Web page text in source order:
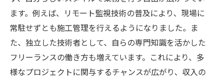
ます。例えば、リモート監視技術の普及により、現場に
常駐せずとも施工管理を行えるようになりました。ま
た、独立した技術者として、自らの専門知識を活かした
フリーランスの働き方も増えています。これにより、多
様なプロジェクトに関与するチャンスが広がり、収入の